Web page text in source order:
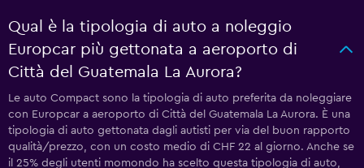
Qual è la tipologia di auto a noleggio
Europcar più gettonata a aeroporto di
Città del Guatemala La Aurora?
Le auto Compact sono la tipologia di auto preferita da noleggiare
con Europcar a aeroporto di Città del Guatemala La Aurora. È una
tipologia di auto gettonata dagli autisti per via del buon rapporto
qualità/prezzo, con un costo medio di CHF 22 al giorno. Anche se
il 25% degli utenti momondo ha scelto questa tipologia di auto,